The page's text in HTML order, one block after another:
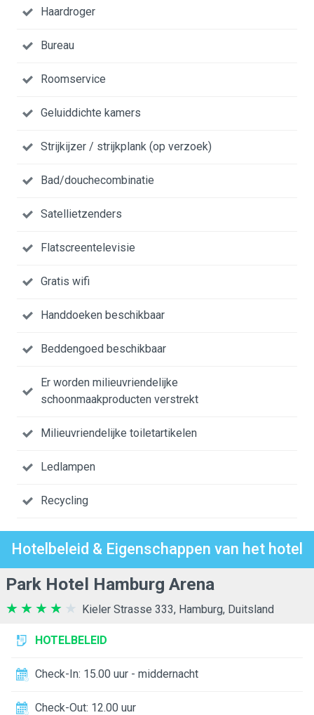
Haardroger
Bureau
Roomservice
Geluiddichte kamers
Strijkijzer / strijkplank (op verzoek)
Bad/douchecombinatie
Satellietzenders
Flatscreentelevisie
Gratis wifi
Handdoeken beschikbaar
Beddengoed beschikbaar
Er worden milieuvriendelijke
schoonmaakproducten verstrekt
Milieuvriendelijke toiletartikelen
Ledlampen
Recycling
Hotelbeleid & Eigenschappen van het hotel
Park Hotel Hamburg Arena
Kieler Strasse 333, Hamburg, Duitsland
HOTELBELEID
Check-In: 15.00 uur - middernacht
Check-Out: 12.00 uur